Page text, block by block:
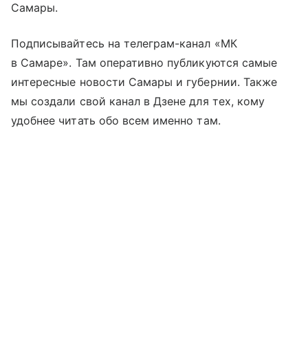
Самары.
Подписывайтесь на телеграм-канал «МК
в Самаре». Там оперативно публикуются самые
интересные новости Самары и губернии. Также
мы создали свой канал в Дзене для тех, кому
удобнее читать обо всем именно там.